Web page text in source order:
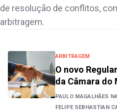
de resolução de conflitos,
arbitragem.
ARBITRAGEM
O novo
da Câmara do
PAULO MAGALHÃES
FELIPE SEBHASTIAN